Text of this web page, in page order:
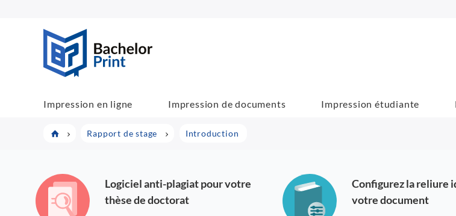
Impression en ligne Impression de documents Impression étudiante
Rapport de stage Introduction
Logiciel anti-plagiat pour votre
thèse de doctorat
Configurez la reliure
votre document